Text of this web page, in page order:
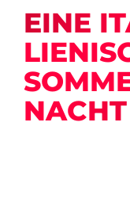
EINE
NACHT